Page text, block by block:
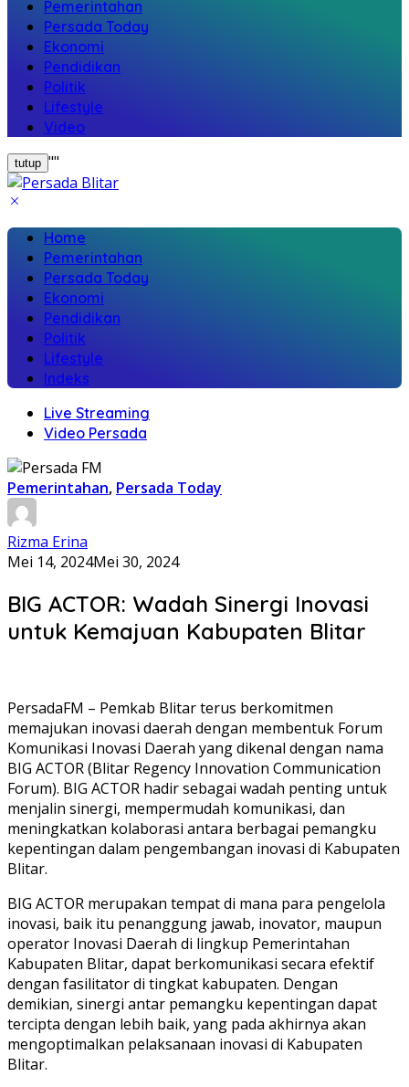
Pemerintahan
Persada Today
Ekonomi
Pendidikan
Politik
Lifestyle
Video
tutup ""
Home
Pemerintahan
Persada Today
Ekonomi
Pendidikan
Politik
Lifestyle
Indeks
Live Streaming
Video Persada
Pemerintahan, Persada Today
Rizma Erina
Mei 14, 2024Mei 30, 2024
BIG ACTOR: Wadah Sinergi Inovasi
untuk Kemajuan Kabupaten Blitar
PersadaFM – Pemkab Blitar terus berkomitmen
memajukan inovasi daerah dengan membentuk Forum
Komunikasi Inovasi Daerah yang dikenal dengan nama
BIG ACTOR (Blitar Regency Innovation Communication
Forum). BIG ACTOR hadir sebagai wadah penting untuk
menjalin sinergi, mempermudah komunikasi, dan
meningkatkan kolaborasi antara berbagai pemangku
kepentingan dalam pengembangan inovasi di Kabupaten
Blitar.
BIG ACTOR merupakan tempat di mana para pengelola
inovasi, baik itu penanggung jawab, inovator, maupun
operator Inovasi Daerah di lingkup Pemerintahan
Kabupaten Blitar, dapat berkomunikasi secara efektif
dengan fasilitator di tingkat kabupaten. Dengan
demikian, sinergi antar pemangku kepentingan dapat
tercipta dengan lebih baik, yang pada akhirnya akan
mengoptimalkan pelaksanaan inovasi di Kabupaten
Blitar.